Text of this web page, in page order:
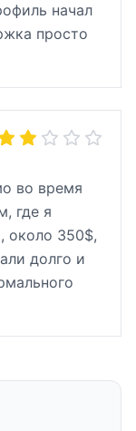
начал
просто
во время
где я
около 350$,
долго и